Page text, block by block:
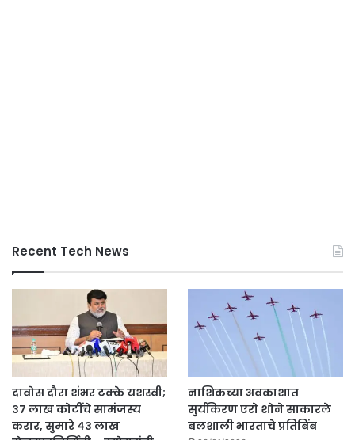
Recent Tech News
दावोस दौरा शंभर टक्के यशस्वी;
३७ लाख कोटींचे सामंजस्य
करार, सुमारे ४३ लाख
नाशिकच्या अवकाशात
सुर्यकिरण एरो शोने साकारले
बलशाली भारताचे प्रतिबिंब